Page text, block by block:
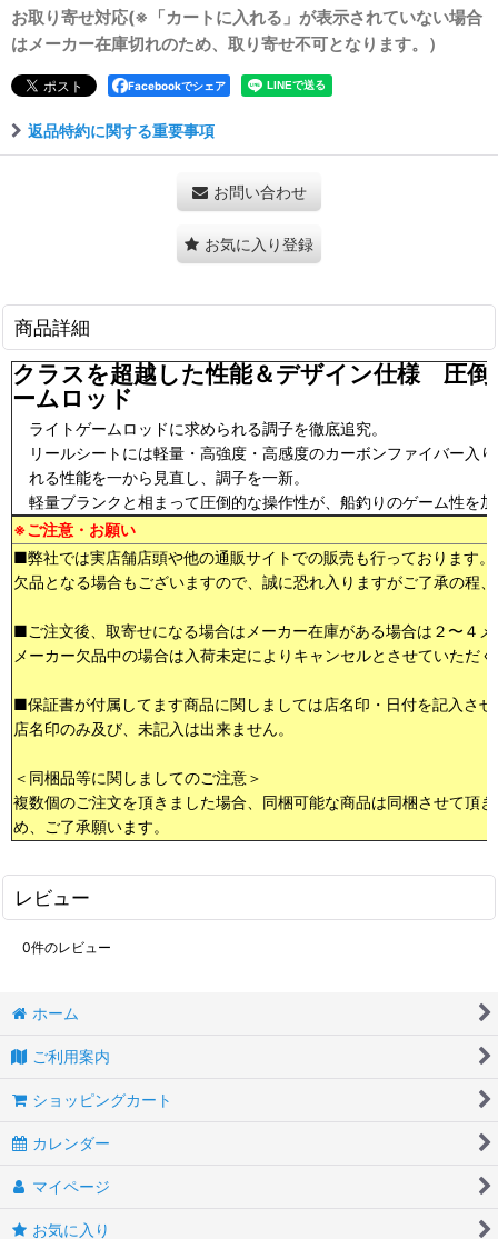
お取り寄せ対応(※「カートに入れる」が表示されていない場合
はメーカー在庫切れのため、取り寄せ不可となります。）
Facebookでシェア
返品特約に関する重要事項
お問い合わせ
お気に入り登録
商品詳細
クラスを超越した性能＆デザイン仕様 圧
ームロッド
ライトゲームロッドに求められる調子を徹底追究。
リールシートには軽量・高強度・高感度のカーボンファイバー入
れる性能を一から見直し、調子を一新。
軽量ブランクと相まって圧倒的な操作性が、船釣りのゲーム性を
※ご注意・お願い
■弊社では実店舗店頭や他の通販サイトでの販売も行っております
欠品となる場合もございますので、誠に恐れ入りますがご了承の程
■ご注文後、取寄せになる場合はメーカー在庫がある場合は２〜４
メーカー欠品中の場合は入荷未定によりキャンセルとさせていただ
■保証書が付属してます商品に関しましては店名印・日付を記入さ
店名印のみ及び、未記入は出来ません。
＜同梱品等に関しましてのご注意＞
複数個のご注文を頂きました場合、同梱可能な商品は同梱させて頂
め、ご了承願います。
レビュー
0件のレビュー
ホーム
ご利用案内
ショッピングカート
カレンダー
マイページ
お気に入り